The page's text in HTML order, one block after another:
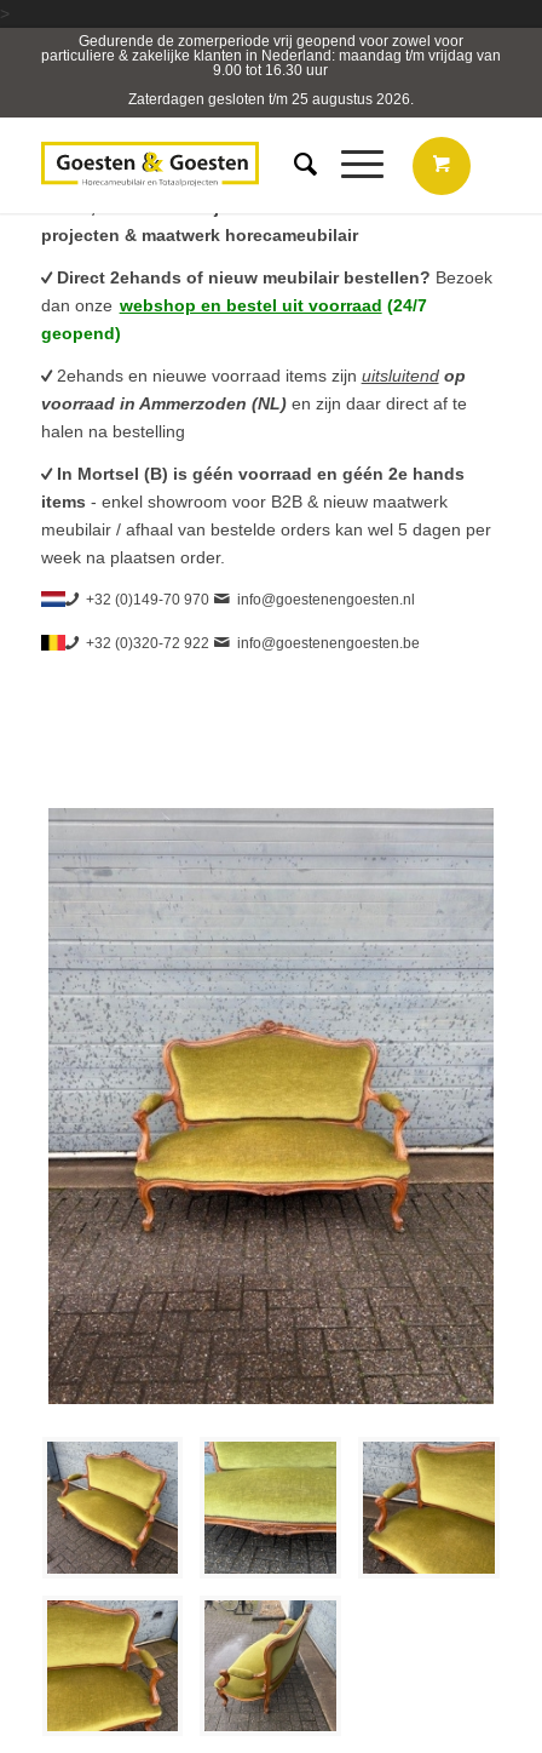
>
Gedurende de zomerperiode vrij geopend voor zowel voor
particuliere & zakelijke klanten in Nederland: maandag t/m vrijdag van
9.00 tot 16.30 uur
Zaterdagen gesloten t/m 25 augustus 2026.
projecten & maatwerk horecameubilair
Direct 2ehands of nieuw meubilair bestellen? Bezoek
dan onze webshop en bestel uit voorraad (24/7
geopend)
2ehands en nieuwe voorraad items zijn uitsluitend op
voorraad in Ammerzoden (NL)en zijn daar direct af te
halen na bestelling
In Mortsel (B) is géén voorraad en géén 2e hands
items - enkel showroom voor B2B & nieuw maatwerk
meubilair / afhaal van bestelde orders kan wel 5 dagen per
week na plaatsen order.
+32 (0)149-70 970 info@goestenengoesten.nl
+32 (0)320-72 922 info@goestenengoesten.be